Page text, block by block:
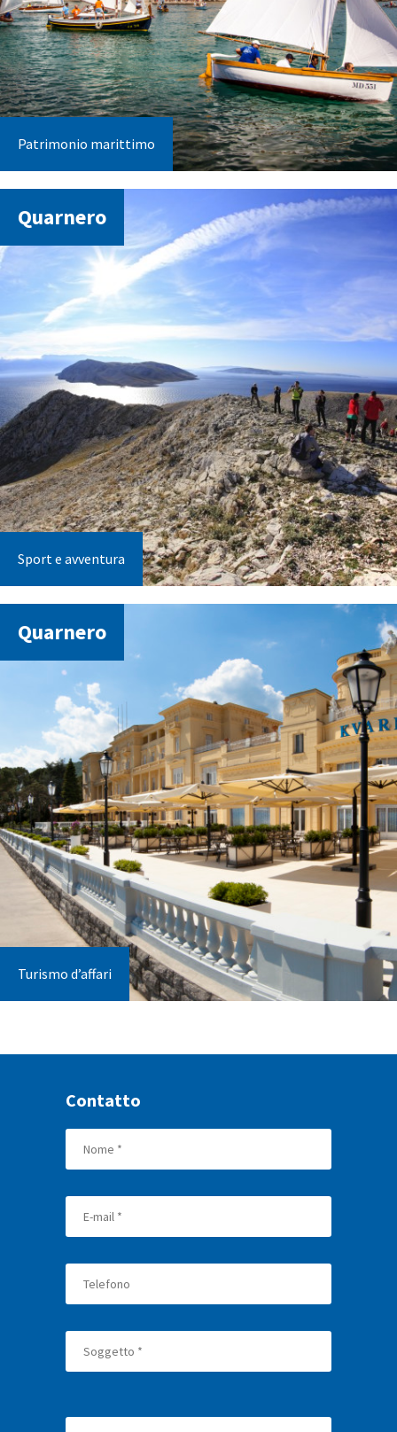
Patrimonio marittimo
Quarnero
Sport e avventura
Quarnero
Turismo d’affari
Contatto